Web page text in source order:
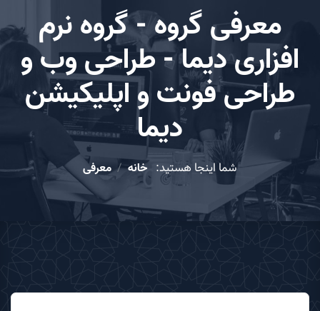
معرفی گروه - گروه نرم
افزاری دیما - طراحی وب و
طراحی فونت و اپلیکیشن
دیما
شما اینجا هستید: خانه معرفی